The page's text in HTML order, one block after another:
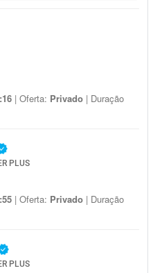
| Oferta: Privado | Duração
PLUS
| Oferta: Privado | Duração
PLUS